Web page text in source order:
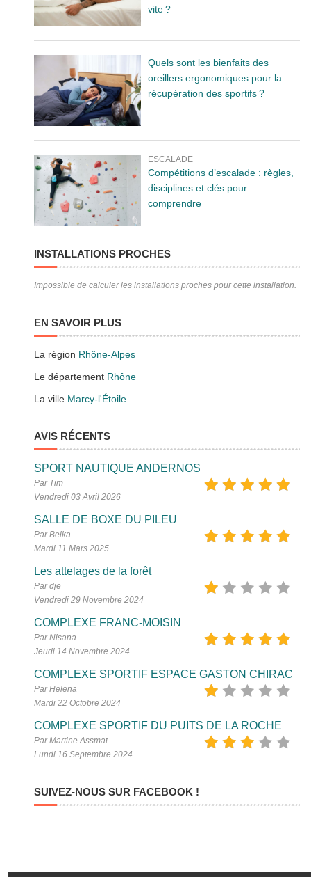
vite ?
Quels sont les bienfaits des
oreillers ergonomiques pour la
récupération des sportifs ?
ESCALADE
Compétitions d’escalade : règles,
disciplines et clés pour
comprendre
INSTALLATIONS PROCHES
Impossible de calculer les installations proches pour cette installation.
EN SAVOIR PLUS
La région Rhône-Alpes
Le département Rhône
La ville Marcy-l'Étoile
AVIS RÉCENTS
SPORT NAUTIQUE ANDERNOS
Par Tim
Vendredi 03 Avril 2026
SALLE DE BOXE DU PILEU
Par Belka
Mardi 11 Mars 2025
Les attelages de la forêt
Par dje
Vendredi 29 Novembre 2024
COMPLEXE FRANC-MOISIN
Par Nisana
Jeudi 14 Novembre 2024
COMPLEXE SPORTIF ESPACE GASTON CHIRAC
Par Helena
Mardi 22 Octobre 2024
COMPLEXE SPORTIF DU PUITS DE LA ROCHE
Par Martine Assmat
Lundi 16 Septembre 2024
SUIVEZ-NOUS SUR FACEBOOK !